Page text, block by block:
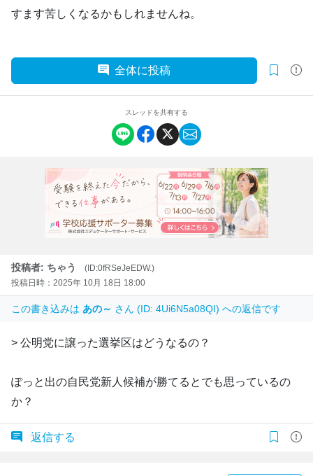
すます苦しくなるかもしれませんね。
全体に投稿
スレッドを共有する
投稿者: ちゃう
(ID:0fRSeJeEDW.)
投稿日時：2025年 10月 18日 18:00
この書き込みは あの～ さん (ID: 4Ui6N5a08QI) への返信です
> 公明党に譲った選挙区はどうなるの？
ぽっと出の自民党新人候補が勝てるとでも思っているの
か？
返信する